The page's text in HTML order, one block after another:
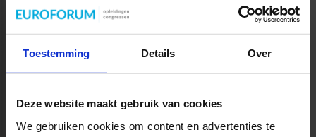
Toestemming Details Over
Deze website maakt gebruik van cookies
We gebruiken cookies om content en advertenties te
wenselijk en financierbaar is.
Toets de impact
op planning, budget, capaciteit en
Beslis via de juiste governanceen documenteer
het besluit.